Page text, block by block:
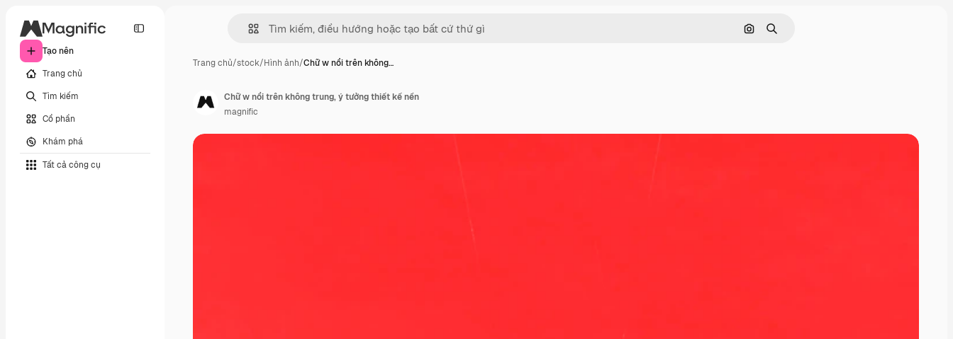
Tạo nên
Trang chủ
Tìm kiếm
Cổ phần
Khám phá
Tất cả công cụ
Tìm kiếm bằng hình ảnh
Tìm kiếm
Trang chủ/stock/Hình ảnh/Chữ w nổi trên không…
Chữ w nổi trên không trung, ý tưởng thiết kế nền
magnific